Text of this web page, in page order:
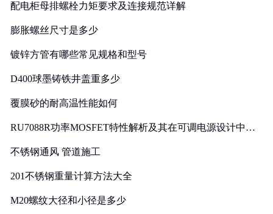
配电柜母排螺栓力矩要求及连接规范详解
膨胀螺丝尺寸是多少
镀锌方管有哪些常见规格和型号
D400球墨铸铁井盖重多少
覆膜砂的耐高温性能如何
RU7088R功率MOSFET特性解析及其在可调电源设计中的
不锈钢通风 管道施工
201不锈钢重量计算方法大全
M20螺纹大径和小径是多少